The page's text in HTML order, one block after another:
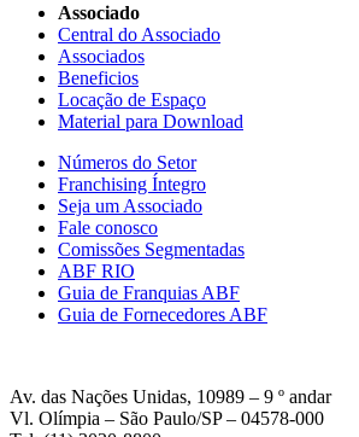
Associado
Central do Associado
Associados
Beneficios
Locação de Espaço
Material para Download
Números do Setor
Franchising Íntegro
Seja um Associado
Fale conosco
Comissões Segmentadas
ABF RIO
Guia de Franquias ABF
Guia de Fornecedores ABF
Av. das Nações Unidas, 10989 – 9 º andar
Vl. Olímpia – São Paulo/SP – 04578-000